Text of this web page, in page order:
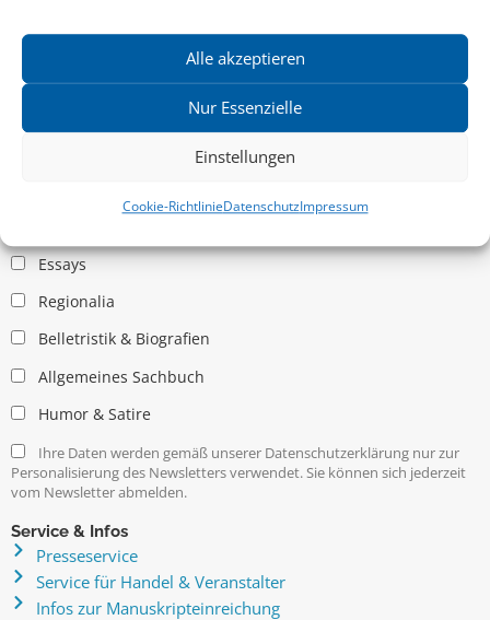
Alle akzeptieren
Nur Essenzielle
Einstellungen
Cookie-RichtlinieDatenschutzImpressum
Newsletter
News zu aktuellen Neuheiten und Nachrichten im zu Klampen!
Verlag – jederzeit wieder abbestellbar.
Essays
Regionalia
Belletristik & Biografien
Allgemeines Sachbuch
Humor & Satire
Ihre Daten werden gemäß unserer Datenschutzerklärung nur zur
Personalisierung des Newsletters verwendet. Sie können sich jederzeit
vom Newsletter abmelden.
Service & Infos
Presseservice
Service für Handel & Veranstalter
Infos zur Manuskripteinreichung